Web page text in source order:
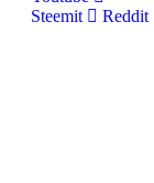
Steemit
Reddit